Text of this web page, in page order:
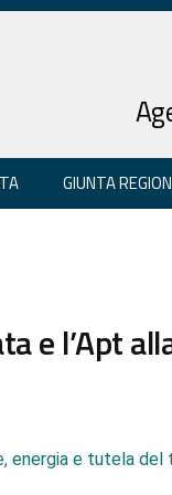
GIUNTA
e l’Apt
energia e tutela del